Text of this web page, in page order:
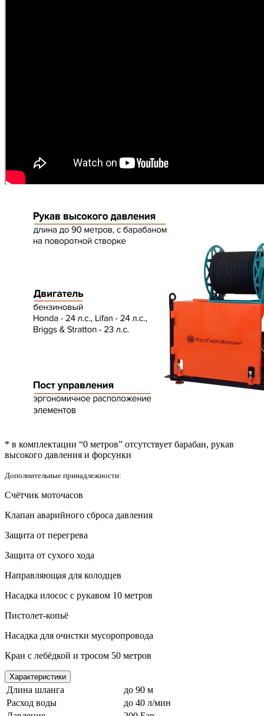
* в комплектации “0 метров” отсутствует барабан, рукав
высокого давления и форсунки
Дополнительные принадлежности:
Счётчик моточасов
Клапан аварийного сброса давления
Защита от перегрева
Защита от сухого хода
Направляющая для колодцев
Насадка илосос с рукавом 10 метров
Пистолет-копьё
Насадка для очистки мусоропровода
Кран с лебёдкой и тросом 50 метров
Характеристики
Длина шланга
до 90 м
Расход воды
до 40 л/мин